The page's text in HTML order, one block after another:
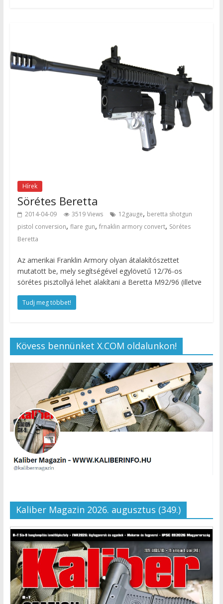
Hírek
Sörétes Beretta
2014-04-09 3519 Views 12gauge, beretta shotgun
pistol conversion, flare gun, frnaklin armory convert, Sörétes
Beretta
Az amerikai Franklin Armory olyan átalakítószettet
mutatott be, mely segítségével egylövetű 12/76-os
sörétes pisztollyá lehet alakítani a Beretta M92/96 (illetve
Tudj meg többet!
Kövess bennünket X.COM oldalunkon!
Kaliber Magazin 2026. augusztus (349.)